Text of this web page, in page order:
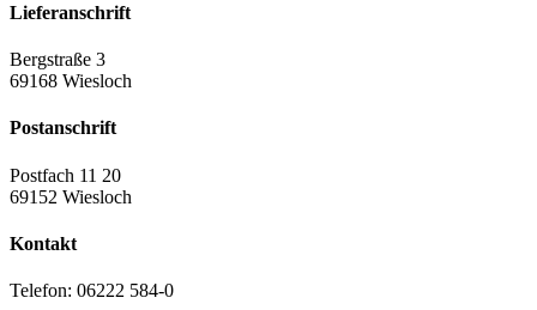
Lieferanschrift
Bergstraße 3
69168 Wiesloch
Postanschrift
Postfach 11 20
69152 Wiesloch
Kontakt
Telefon: 06222 584-0